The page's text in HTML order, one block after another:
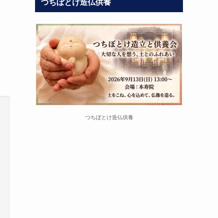
つちぼとけ造仏供養
つちぼとけ造仏供養